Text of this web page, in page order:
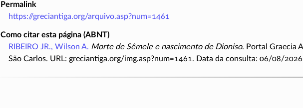
Permalink
https://greciantiga.org/arquivo.asp?num=1461
Como citar esta página (ABNT)
RIBEIRO JR., Wilson A. Morte de Sêmele e nascimento de Dioniso. Portal Graecia
São Carlos. URL: greciantiga.org/img.asp?num=1461. Data da consulta: 06/08/